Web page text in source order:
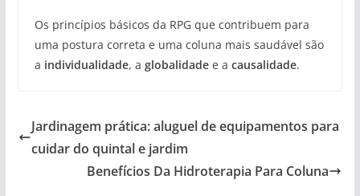
Os princípios básicos da RPG que contribuem para
uma postura correta e uma coluna mais saudável são
a individualidade, a globalidadee a causalidade.
Jardinagem prática: aluguel de equipamentos para
cuidar do quintal e jardim
Benefícios Da Hidroterapia Para Coluna